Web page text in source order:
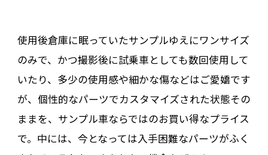
使用後倉庫に眠っていたサンプルゆえにワンサイズ
のみで、かつ撮影後に試乗車としても数回使用して
いたり、多少の使用感や細かな傷などはご愛嬌です
が、個性的なパーツでカスタマイズされた状態その
ままを、サンプル車ならではのお買い得なプライス
で。中には、今となっては入手困難なパーツがふく